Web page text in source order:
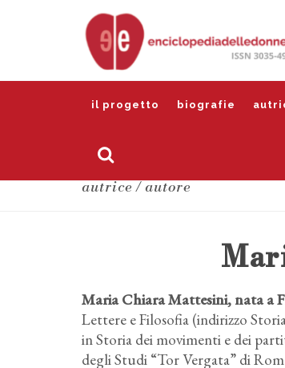
il progetto biografie
autrice / autore
Maria Chiara Mattesini, nata a
Lettere e Filosofia (indirizzo
in Storia dei movimenti e dei
degli Studi “Tor Vergata” di